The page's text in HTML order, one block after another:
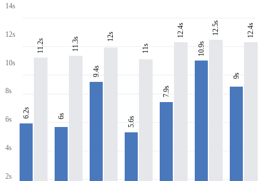
14s
12s
10s
8s
6s
4s
2s
6.2s
11.2s
6s
11.3s
9.4s
12s
5.6s
11s
7.9s
12.4s
10.9s
12.5s
9s
12.4s